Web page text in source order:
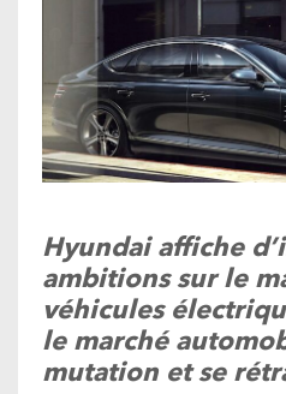
Hyundai affiche
ambitions sur le
véhicules
le marché
mutation et se